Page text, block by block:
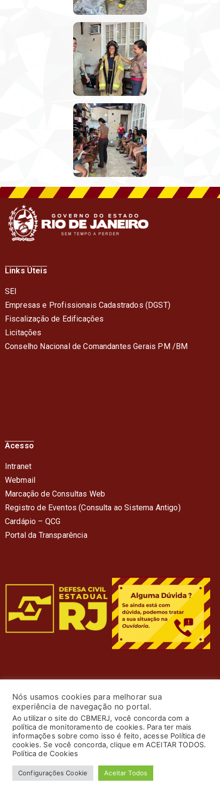
Links Úteis
SEI
Empresas e Profissionais Cadastrados (DGST)
Fiscalização de Edificações
Licitações
Conselho Nacional de Comandantes Gerais PM /BM
Acesso
Intranet
Webmail
Marcação de Consultas Web
Registro de Eventos (Consulta ao Sistema Antigo)
Cardápio – QCG
Portal da Transparência
© 2024 Corpo de Bombeiros Militar do Estado do Rio de
Janeiro. Todos os Direitos Reservados. Desenvolvimento
porASTI.
Nós usamos cookies para melhorar sua
experiência de navegação no portal.
Ao utilizar o site do CBMERJ, você concorda com a
política de monitoramento de cookies. Para ter mais
informações sobre como isso é feito, acesse Política de
cookies. Se você concorda, clique em ACEITAR TODOS.
Política de Cookies
Configurações Cookie Aceitar Todos